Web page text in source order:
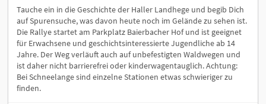
Tauche ein in die Geschichte der Haller Landhege und begib Dich
auf Spurensuche, was davon heute noch im Gelände zu sehen ist.
Die Rallye startet am Parkplatz Baierbacher Hof und ist geeignet
für Erwachsene und geschichtsinteressierte Jugendliche ab 14
Jahre. Der Weg verläuft auch auf unbefestigten Waldwegen und
ist daher nicht barrierefrei oder kinderwagentauglich. Achtung:
Bei Schneelange sind einzelne Stationen etwas schwieriger zu
finden.